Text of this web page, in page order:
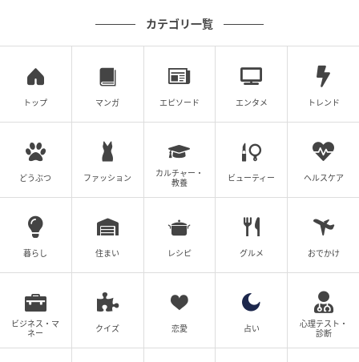
カテゴリ一覧
トップ マンガ エピソード エンタメ トレンド
どうぶつ ファッション
カルチャー・
教養
ビューティー ヘルスケア
暮らし 住まい レシピ グルメ おでかけ
ビジネス・マ
ネー
クイズ 恋愛 占い
心理テスト・
診断